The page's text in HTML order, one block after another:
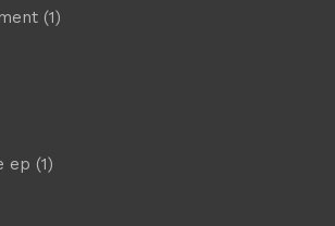
(1)
ep (1)